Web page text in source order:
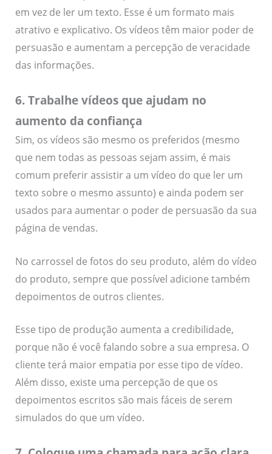
em vez de ler um texto. Esse é um formato mais
atrativo e explicativo. Os vídeos têm maior poder de
persuasão e aumentam a percepção de veracidade
das informações.
6. Trabalhe vídeos que ajudam no
aumento da confiança
Sim, os vídeos são mesmo os preferidos (mesmo
que nem todas as pessoas sejam assim, é mais
comum preferir assistir a um vídeo do que ler um
texto sobre o mesmo assunto) e ainda podem ser
usados para aumentar o poder de persuasão da sua
página de vendas.
No carrossel de fotos do seu produto, além do vídeo
do produto, sempre que possível adicione também
depoimentos de outros clientes.
Esse tipo de produção aumenta a credibilidade,
porque não é você falando sobre a sua empresa. O
cliente terá maior empatia por esse tipo de vídeo.
Além disso, existe uma percepção de que os
depoimentos escritos são mais fáceis de serem
simulados do que um vídeo.